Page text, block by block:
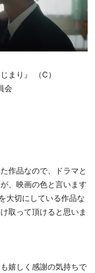
まり』 （C）
会
作品なので、ドラマと
、映画の色と言います
大切にしている作品な
取って頂けると思いま
嬉しく感謝の気持ちで